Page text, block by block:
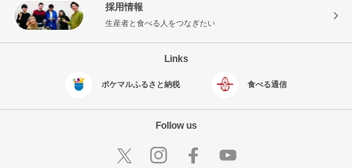
採用情報
生産者と食べる人をつなぎたい
Links
ポケマルふるさと納税 食べる通信
Follow us